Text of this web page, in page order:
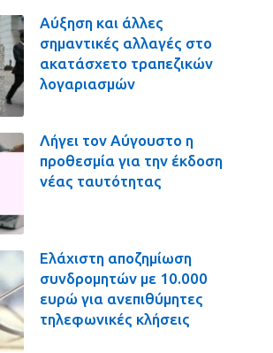
Αύξηση και άλλες
σημαντικές αλλαγές στο
ακατάσχετο τραπεζικών
λογαριασμών
Λήγει τον Αύγουστο η
προθεσμία για την έκδοση
νέας ταυτότητας
Ελάχιστη αποζημίωση
συνδρομητών με 10.000
ευρώ για ανεπιθύμητες
τηλεφωνικές κλήσεις